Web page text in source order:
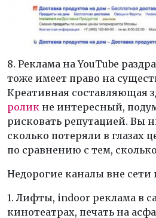
8. Реклама на YouTube
тоже имеет право на
Креативная составляющая
ролик не интересный,
рисковать репутацией. Вы
сколько потеряли в глазах
по сравнению с тем,
Недорогие каналы вне сети
1. Лифты, indoor реклама в
кинотеатрах, печать на